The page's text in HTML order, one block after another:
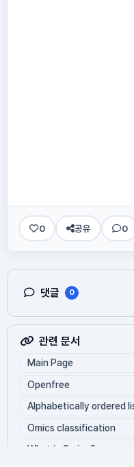
0 공유 0
댓글 0
관련 문서
Main Page
Openfree
Alphabetically ordered
Omics classification
What is Oming?